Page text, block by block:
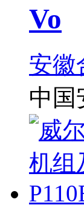
Vo
安徽
中国